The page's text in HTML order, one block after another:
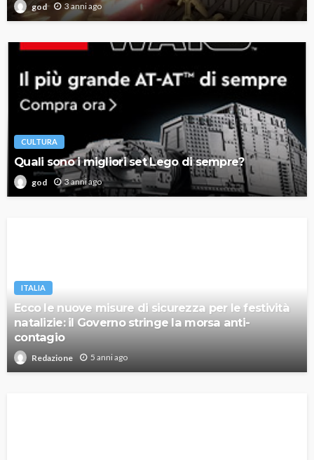
god 3 anni ago
CULTURA
Quali sono i migliori set Lego di sempre?
god 3 anni ago
ITALIA
Ecco le nuove misure di sicurezza per le festività
natalizie: il Governo stringe la morsa anti-
contagio
Redazione 5 anni ago